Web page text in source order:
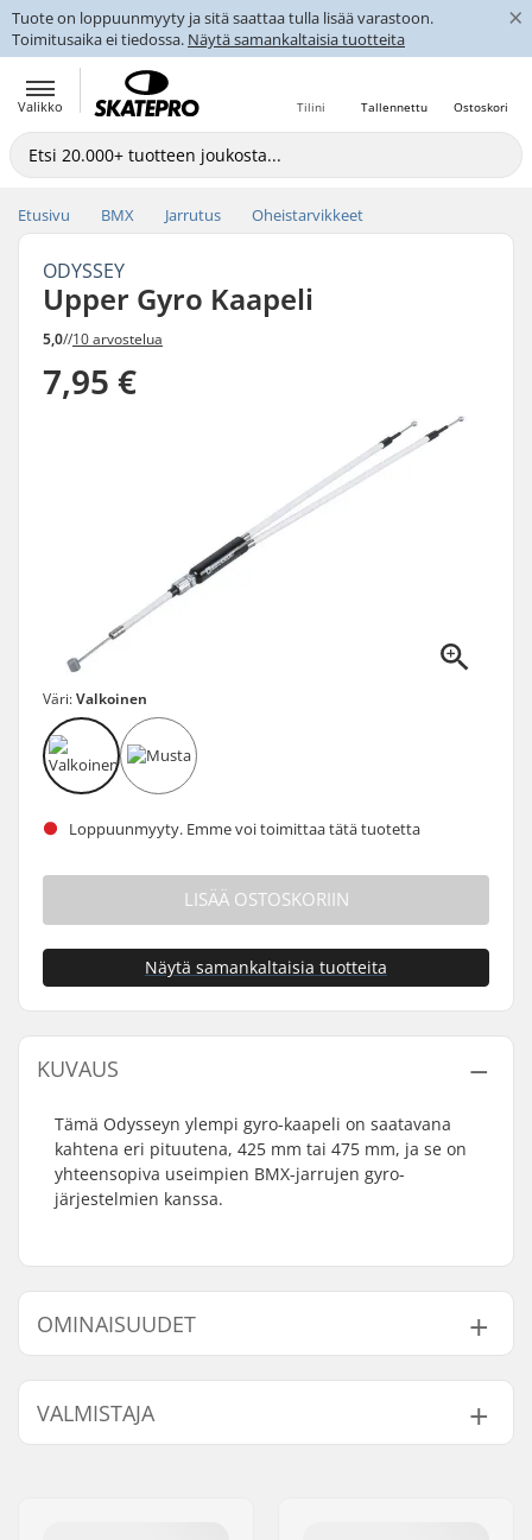
Tuote on loppuunmyyty ja sitä saattaa tulla lisää varastoon.
Toimitusaika ei tiedossa. Näytä samankaltaisia tuotteita
×
Valikko Ostoskori
Tallennettu
Tilini
Etusivu BMX Jarrutus Oheistarvikkeet
ODYSSEY
Upper Gyro Kaapeli
5,0//10 arvostelua
7,95 €
Väri:Valkoinen
Loppuunmyyty. Emme voi toimittaa tätä tuotetta
LISÄÄ OSTOSKORIIN
Näytä samankaltaisia tuotteita
KUVAUS
Tämä Odysseyn ylempi gyro-kaapeli on saatavana
kahtena eri pituutena, 425 mm tai 475 mm, ja se on
yhteensopiva useimpien BMX-jarrujen gyro-
järjestelmien kanssa.
OMINAISUUDET
Gyro yhteensopiva: Kyllä
VALMISTAJA